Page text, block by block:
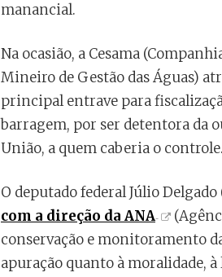
manancial.
Na ocasião, a Cesama
Mineiro de Gestão das Águas)
principal entrave para
barragem, por ser detentora da
União, a quem caberia o controle.
O deputado federal Júlio
com a direção da ANA
conservação e monitoramento
apuração quanto à moralidade,